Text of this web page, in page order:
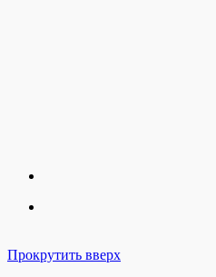
Прокрутить вверх